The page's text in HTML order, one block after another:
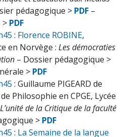
pédagogique > PDF –
> PDF
: Florence ROBINE,
en Norvège : Les démocraties
– Dossier pédagogique >
> PDF
: Guillaume PIGEARD de
Philosophie en CPGE, Lycée
L’unité de la Critique de la faculté
> PDF
: La Semaine de la langue